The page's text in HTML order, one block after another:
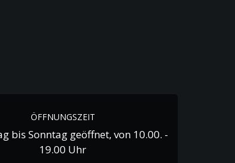
ÖFFNUNGSZEIT
bis Sonntag geöffnet, von 10.00. -
19.00 Uhr